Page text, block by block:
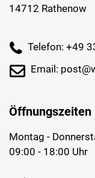
14712 Rathenow
Telefon: +49
Email:
Öffnungszeiten
Montag -
09:00 - 18:00 Uhr